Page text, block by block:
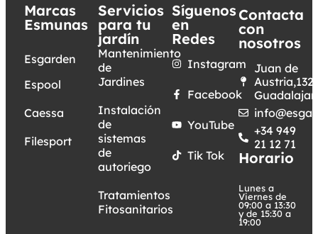
Marcas
Esmunas
Esgarden
Espool
Caessa
Filesport
Servicios
para tu
jardín
Mantenimiento
de
Jardines
Instalación
de
sistemas
de
autoriego
Tratamientos
Fitosanitarios
Síguenos
en
Redes
Instagram
Facebook
YouTube
Tik Tok
Contacta
con
nosotros
Juan de
Austria,132.
+34 949
21 12 71
Horario
Lunes a
Viernes de
09:00 a 13:30
y de 15:30 a
19:00